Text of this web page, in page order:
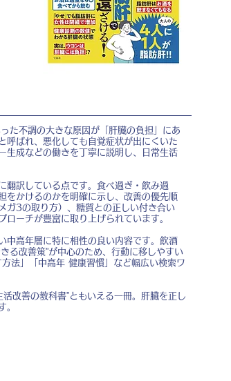
た不調の大きな原因が「肝臓の負担」にあ
呼ばれ、悪化しても自覚症状が出にくいた
生成などの働きを丁寧に説明し、日常生活
翻訳している点です。食べ過ぎ・飲み過
をかけるのかを明確に示し、改善の優先順
ガ3の取り方）、糖質との正しい付き合い
ーチが豊富に取り上げられています。
中高年層に特に相性の良い内容です。飲酒
る改善策”が中心のため、行動に移しやすい
法」「中高年 健康習慣」など幅広い検索ワ
改善の教科書”ともいえる一冊。肝臓を正し
。